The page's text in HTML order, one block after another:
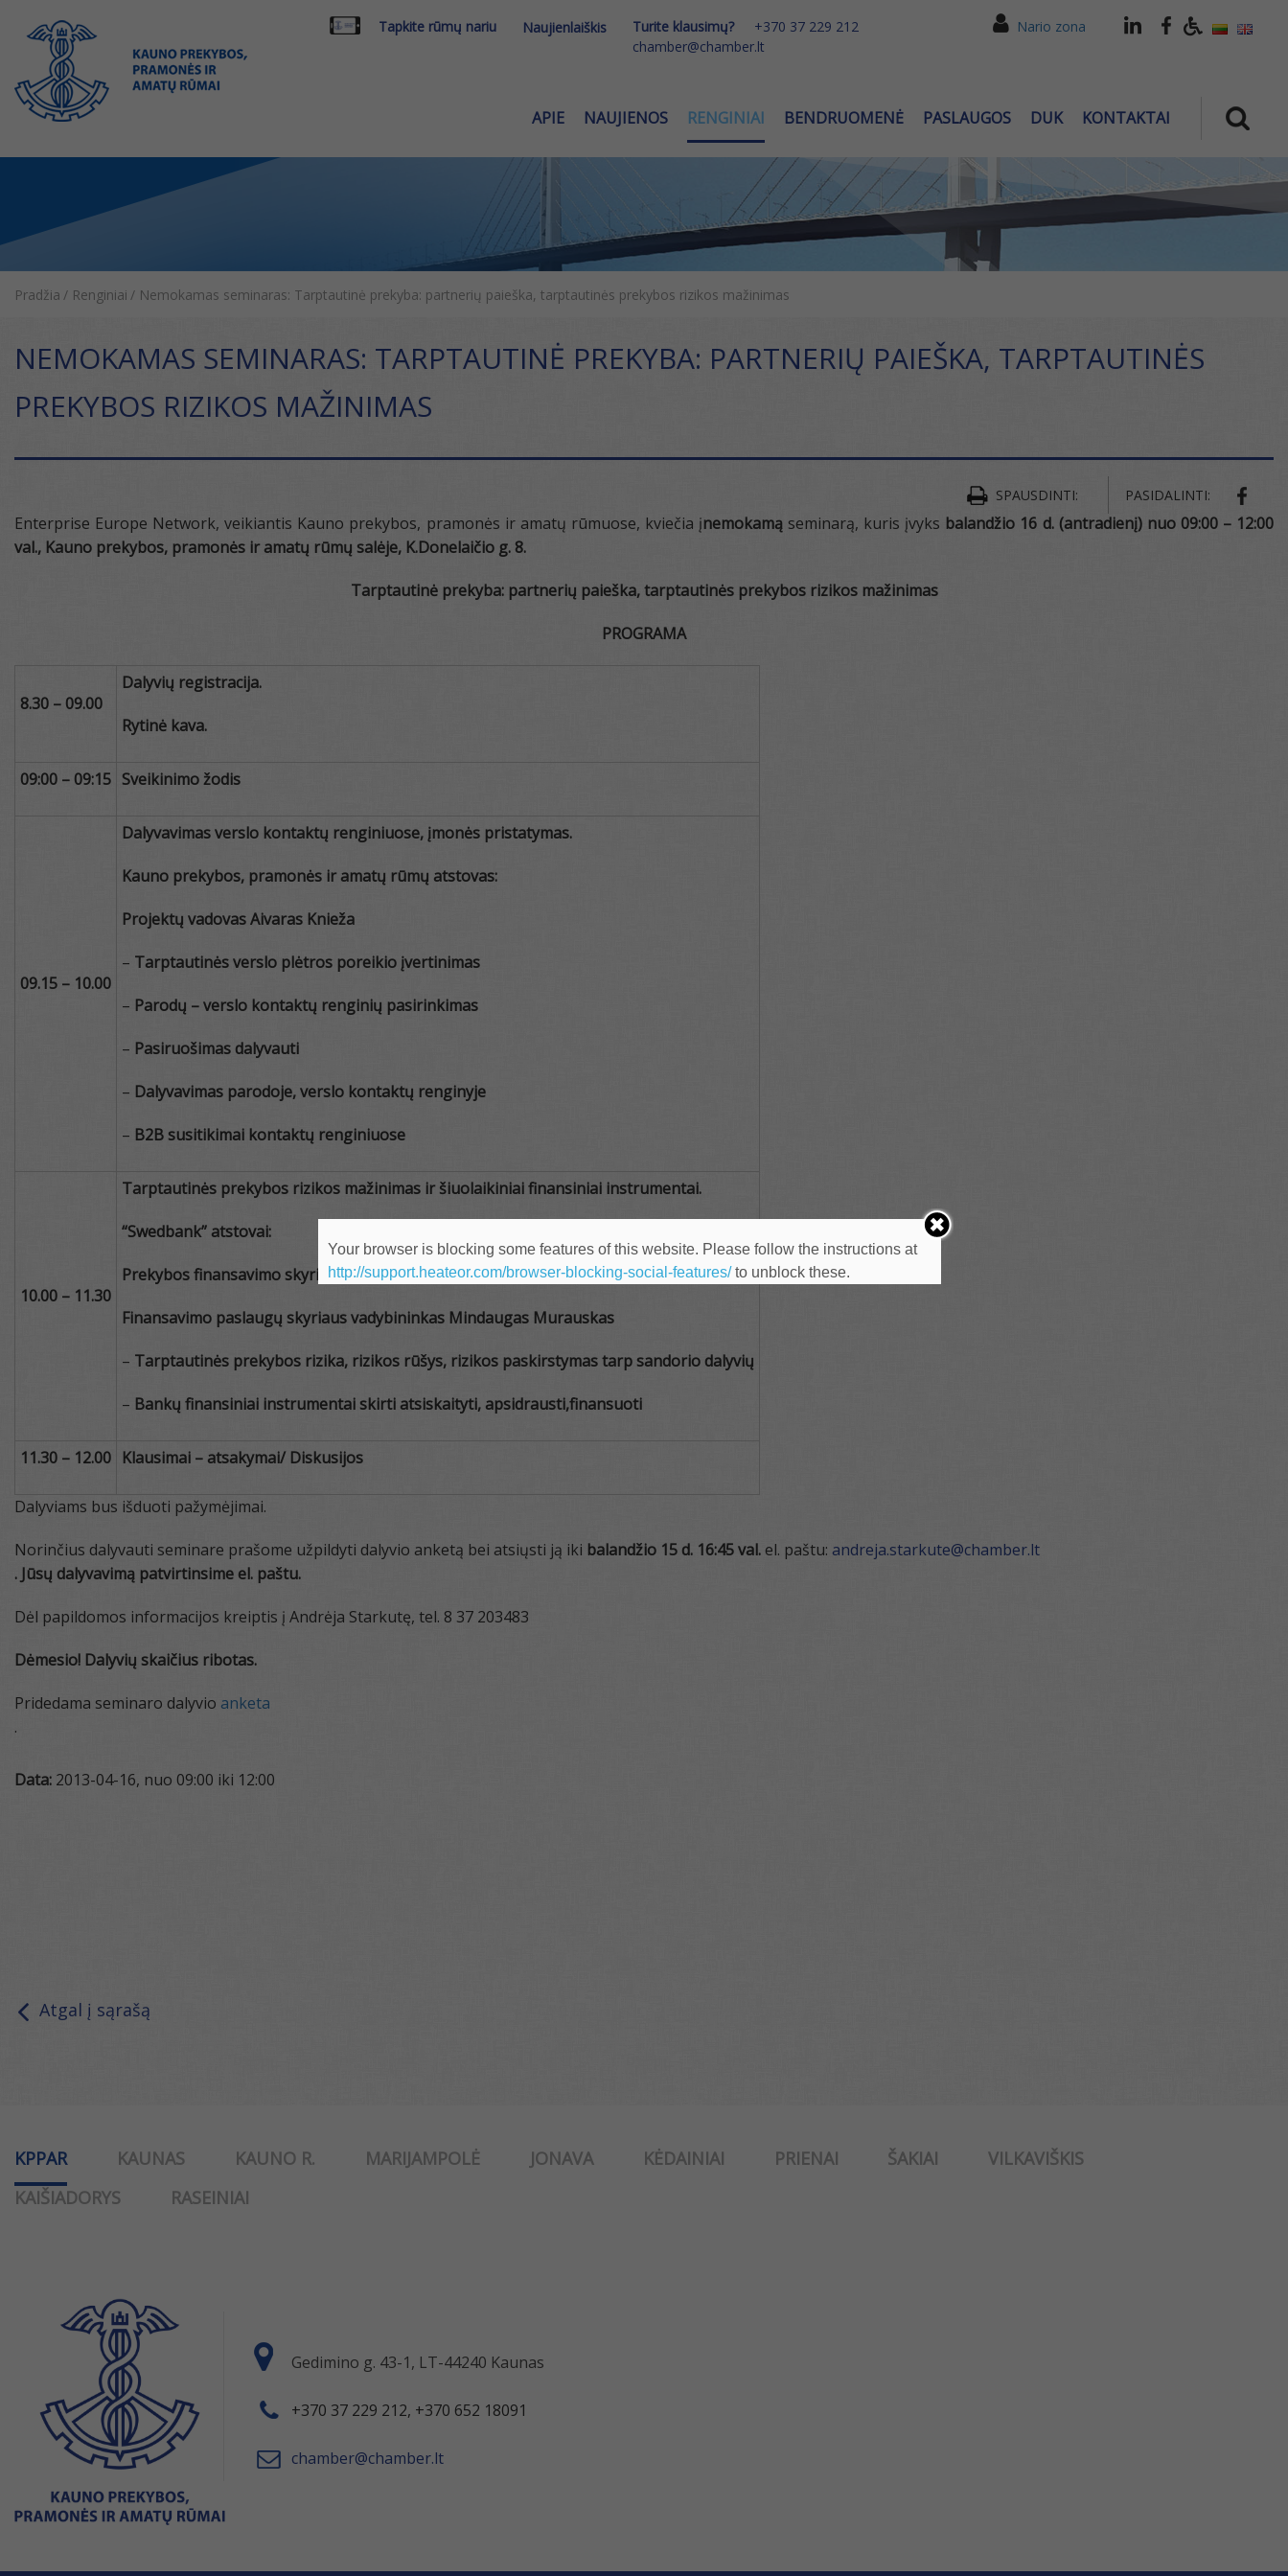
Tapkite rūmų nariu Naujienlaiškis Turite klausimų?
+370 37 229 212
chamber@chamber.lt
Nario zona
APIE NAUJIENOS RENGINIAI BENDRUOMENĖ PASLAUGOS DUK KONTAKTAI
Pradžia / Renginiai / Nemokamas seminaras: Tarptautinė prekyba: partnerių paieška, tarptautinės prekybos rizikos mažinimas
NEMOKAMAS SEMINARAS: TARPTAUTINĖ PREKYBA: PARTNERIŲ PAIEŠKA, TARPTAUTINĖS
PREKYBOS RIZIKOS MAŽINIMAS
SPAUSDINTI: PASIDALINTI:
Enterprise Europe Network, veikiantis Kauno prekybos, pramonės ir amatų rūmuose, kviečia įnemokamą seminarą, kuris įvyks balandžio 16 d. (antradienį) nuo 09:00 – 12:00
val., Kauno prekybos, pramonės ir amatų rūmų salėje, K.Donelaičio g. 8.
Tarptautinė prekyba: partnerių paieška, tarptautinės prekybos rizikos mažinimas
PROGRAMA
8.30 – 09.00
Dalyvių registracija.
Rytinė kava.
09:00 – 09:15 Sveikinimo žodis
09.15 – 10.00
Dalyvavimas verslo kontaktų renginiuose, įmonės pristatymas.
Kauno prekybos, pramonės ir amatų rūmų atstovas:
Projektų vadovas Aivaras Knieža
– Tarptautinės verslo plėtros poreikio įvertinimas
– Parodų – verslo kontaktų renginių pasirinkimas
– Pasiruošimas dalyvauti
– Dalyvavimas parodoje, verslo kontaktų renginyje
– B2B susitikimai kontaktų renginiuose
10.00 – 11.30
Tarptautinės prekybos rizikos mažinimas ir šiuolaikiniai finansiniai instrumentai.
“Swedbank” atstovai:
Prekybos finansavimo skyriaus projektų vadovas Denis Ivancov
Finansavimo paslaugų skyriaus vadybininkas Mindaugas Murauskas
– Tarptautinės prekybos rizika, rizikos rūšys, rizikos paskirstymas tarp sandorio dalyvių
– Bankų finansiniai instrumentai skirti atsiskaityti, apsidrausti,finansuoti
11.30 – 12.00 Klausimai – atsakymai/ Diskusijos
Dalyviams bus išduoti pažymėjimai.
Norinčius dalyvauti seminare prašome užpildyti dalyvio anketą bei atsiųsti ją iki balandžio 15 d. 16:45 val. el. paštu: andreja.starkute@chamber.lt
. Jūsų dalyvavimą patvirtinsime el. paštu.
Dėl papildomos informacijos kreiptis į Andrėja Starkutę, tel. 8 37 203483
Dėmesio! Dalyvių skaičius ribotas.
Pridedama seminaro dalyvio anketa
.
Data: 2013-04-16, nuo 09:00 iki 12:00
Atgal į sąrašą
KPPAR KAUNAS KAUNO R. MARIJAMPOLĖ JONAVA KĖDAINIAI PRIENAI ŠAKIAI
VILKAVIŠKIS
KAIŠIADORYS
RASEINIAI
Gedimino g. 43-1, LT-44240 Kaunas
+370 37 229 212, +370 652 18091
chamber@chamber.lt
Your browser is blocking some features of this website. Please follow the instructions at
http://support.heateor.com/browser-blocking-social-features/to unblock these.